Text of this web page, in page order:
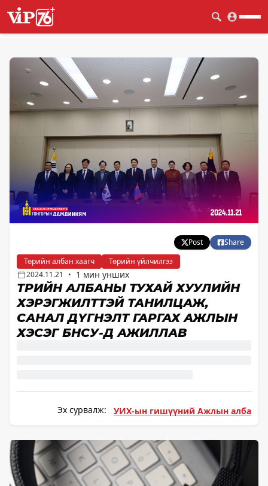
Post
Share
Төрийн албан хаагч
Төрийн үйлчилгээ
2024.11.21
• 1 мин унших
ТӨРИЙН АЛБАНЫ ТУХАЙ ХУУЛИЙН
ХЭРЭГЖИЛТТЭЙ ТАНИЛЦАЖ,
САНАЛ ДҮГНЭЛТ ГАРГАХ АЖЛЫН
ХЭСЭГ БНСУ-Д АЖИЛЛАВ
Эх сурвалж: УИХ-ын гишүүний Ажлын алба